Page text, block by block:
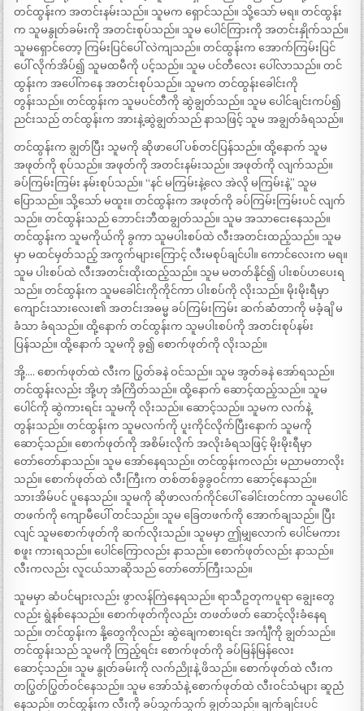
တင်ထွန်းက အတင်းနမ်းသည်။ သူမက ရှောင်သည်။ သို့သော် မရ။ တင်ထွန်း
က သူမနွုတ်ခမ်းကို အတင်းစုပ်သည်။ သူမ ပေါင်ကြားကို အတင်းနှိုက်သည်။
သူမရှောင်တော့ ကြမ်းပြင်ပေါ် လဲကျသည်။ တင်ထွန်းက အောက်ကြမ်းပြင်
ပေါ် လိုက်အိပ်၍ သူမထမီကို ပင့်သည်။ သူမ ပင်တီလေး ပေါ်လာသည်။ တင်
ထွန်းက အပေါ်ကနေ အတင်းစုပ်သည်။ သူမက တင်ထွန်းခေါင်းကို
တွန်းသည်။ တင်ထွန်းက သူမပင်တီကို ဆွဲချွတ်သည်။ သူမ ပေါင်ချင်းကပ်၍
ညင်းသည် တင်ထွန်းက အားနဲ့ဆွဲချွတ်သည် နာသဖြင့် သူမ အချွတ်ခံရသည်။
တင်ထွန်းက ချွတ်ပြီး သူမကို ဆိုဖာပေါ် ပစ်တင်ပြန်သည်။ ထို့နောက် သူမ
အဖုတ်ကို စုပ်သည်။ အဖုတ်ကို အတင်းနမ်းသည်။ အဖုတ်ကို လျက်သည်။
ခပ်ကြမ်းကြမ်း နမ်းစုပ်သည်။ “နင် မကြမ်းနဲ့လေ အဲလို မကြမ်းနဲ့” သူမ
ပြောသည်။ သို့သော် မထူး။ တင်ထွန်းက အဖုတ်ကို ခပ်ကြမ်းကြမ်းပင် လျက်
သည်။ တင်ထွန်းသည် ဘောင်းဘီထချွတ်သည်။ သူမ အသာငေးနေသည်။
တင်ထွန်းက သူမကိုယ်ကို ခွကာ သူမပါးစပ်ထဲ လီးအတင်းထည့်သည်။ သူမ
မှာ မထင်မှတ်သည့် အကွက်များကြောင့် လီးမစုပ်ချင်ပါ။ ကောင်လေးက မရ။
သူမ ပါးစပ်ထဲ လီးအတင်းထိုးထည့်သည်။ သူမ မတတ်နိုင်၍ ပါးစပ်ဟပေးရ
သည်။ တင်ထွန်းက သူမခေါင်းကိုကိုင်ကာ ပါးစပ်ကို လိုးသည်။ မိုးမိုးရီမှာ
ကျောင်းသားလေး၏ အတင်းအဓမ္မ ခပ်ကြမ်းကြမ်း ဆက်ဆံတာကို မခံ့ချိ မ
ခံသာ ခံရသည်။ ထို့နောက် တင်ထွန်းက သူမပါးစပ်ကို အတင်းစုပ်နမ်း
ပြန်သည်။ ထို့နောက် သူမကို ခွ၍ စောက်ဖုတ်ကို လိုးသည်။
အို့…. စောက်ဖုတ်ထဲ လီးက ပြွတ်ခနဲ ဝင်သည်။ သူမ အွတ်ခနဲ အော်ရသည်။
တင်ထွန်းလည်း အို့ဟု အံကြိတ်သည်။ ထို့နောက် ဆောင့်ထည့်သည်။ သူမ
ပေါင်ကို ဆွဲကားရင်း သူမကို လိုးသည်။ ဆောင့်သည်။ သူမက လက်နဲ့
တွန်းသည်။ တင်ထွန်းက သူမလက်ကို ပူးကိုင်လိုက်ပြီးနောက် သူမကို
ဆောင့်သည်။ စောက်ဖုတ်ကို အစိမ်းလိုက် အလိုးခံရသဖြင့် မိုးမိုးရီမှာ
တော်တော်နာသည်။ သူမ အော်နေရသည်။ တင်ထွန်းကလည်း မညာမတာလိုး
သည်။ စောက်ဖုတ်ထဲ လီးကြီးက တစ်တစ်ခွခွဝင်ကာ ဆောင့်နေသည်။
သားအိမ်ပင် ပူနေသည်။ သူမကို ဆိုဖာလက်ကိုင်ပေါ် ခေါင်းတင်ကာ သူမပေါင်
တဖက်ကို ကျောမီပေါ် တင်သည်။ သူမ ခြေတဖက်ကို အောက်ချသည်။ ပြီး
လျင် သူမစောက်ဖုတ်ကို ဆက်လိုးသည်။ သူမမှာ ဤမျှလောက် ပေါင်မကား
စဖူး ကားရသည်။ ပေါင်ကြောလည်း နာသည်။ စောက်ဖုတ်လည်း နာသည်။
လီးကလည်း လူငယ်သာဆိုသည် တော်တော်ကြီးသည်။
သူမမှာ ဆံပင်များလည်း ဖွာလန်ကြဲနေရသည်။ ရာသီဥတုကပူရာ ချွေးတွေ
လည်း ရွဲနစ်နေသည်။ စောက်ဖုတ်ကိုလည်း တဖတ်ဖတ် ဆောင့်လိုးခံနေရ
သည်။ တင်ထွန်းက နို့တွေကိုလည်း ဆွဲချေကစားရင်း အင်္ကျီကို ချွတ်သည်။
တင်ထွန်းသည် သူမကို ကြည့်ရင်း စောက်ဖုတ်ကို ခပ်မြန်မြန်လေး
ဆောင့်သည်။ သူမ နွုတ်ခမ်းကို လက်ညိုးနဲ့ ဖိသည်။ စောက်ဖုတ်ထဲ လီးက
တပြွတ်ပြွတ်ဝင်နေသည်။ သူမ အော်သံနဲ့ စောက်ဖုတ်ထဲ လီးဝင်သံများ ဆူညံ
နေသည်။ တင်ထွန်းက လီးကို ခပ်သွက်သွက် ချွတ်သည်။ ချက်ချင်းပင်